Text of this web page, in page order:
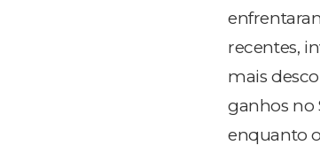
recentes,
mais
ganhos no
enquanto